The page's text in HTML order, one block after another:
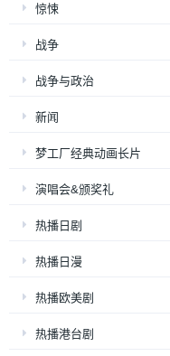
惊悚
战争
战争与政治
新闻
梦工厂经典动画长片
演唱会&颁奖礼
热播日剧
热播日漫
热播欧美剧
热播港台剧